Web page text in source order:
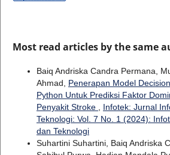
Most read articles by the same
Baiq Andriska Candra Permana,
Ahmad, Penerapan Model
Python Untuk Prediksi Faktor
Penyakit Stroke
Infotek: Jurnal
Teknologi: Vol. 7 No. 1 (2024):
dan Teknologi
Suhartini Suhartini, Baiq Andriska